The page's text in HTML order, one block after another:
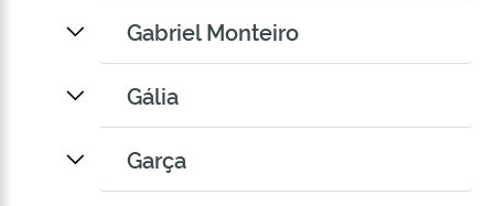
Gabriel Monteiro
Gália
Garça